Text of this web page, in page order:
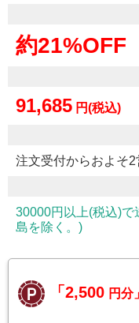
約21%OFF
91,685 円(税込)
注文受付からおよそ
30000円以上(税込)で
島を除く。)
「2,500 円分